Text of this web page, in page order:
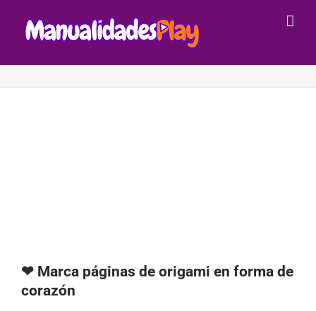
contenido
❤ Marca páginas de origami en forma de
corazón